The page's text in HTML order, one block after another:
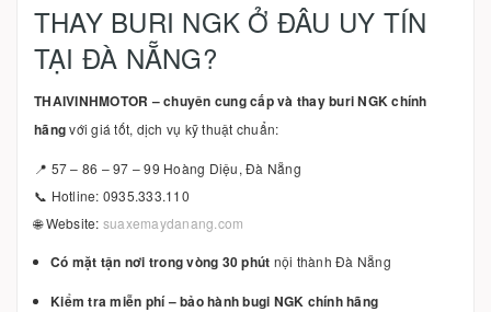
THAY BURI NGK Ở ĐÂU UY TÍN
TẠI ĐÀ NẴNG?
THAIVINHMOTOR – chuyên cung cấp và thay buri NGK chính
hãngvới giá tốt, dịch vụ kỹ thuật chuẩn:
📍 57 – 86 – 97 – 99 Hoàng Diệu, Đà Nẵng
📞 Hotline: 0935.333.110
🌐 Website: suaxemaydanang.com
Có mặt tận nơi trong vòng 30 phút nội thành Đà Nẵng
Kiểm tra miễn phí – bảo hành bugi NGK chính hãng